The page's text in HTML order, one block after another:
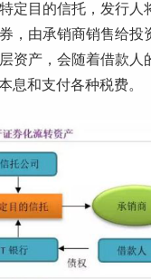
定目的信托，发行人
，由承销商销售给投
资产，会随着借款人
息和支付各种税费。